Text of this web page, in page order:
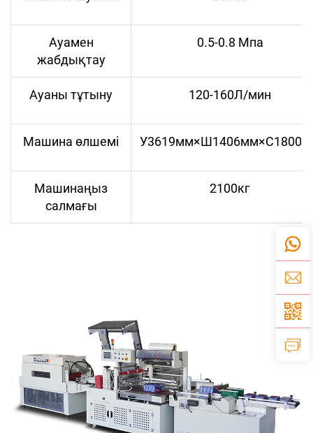
Ауамен
жабдықтау
0.5-0.8 Мпа
Ауаны тұтыну 120-160Л/мин
Машина өлшемі
Машинаңыз
салмағы
2100кг